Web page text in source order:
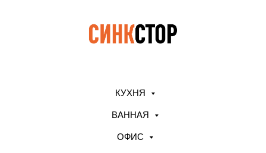
КУХНЯ
ВАННАЯ
ОФИС